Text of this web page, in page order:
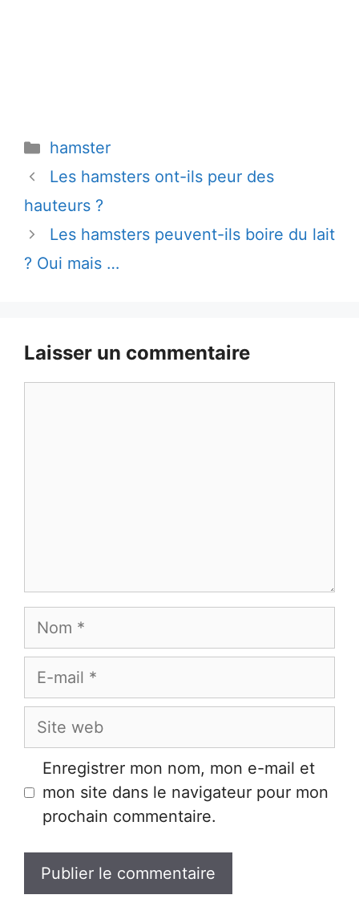
Catégories
hamster
Les hamsters ont-ils peur des
hauteurs ?
Les hamsters peuvent-ils boire du lait
? Oui mais …
Laisser un commentaire
Nom
E-
Site
Enregistrer mon nom, mon e-mail et
mon site dans le navigateur pour mon
prochain commentaire.